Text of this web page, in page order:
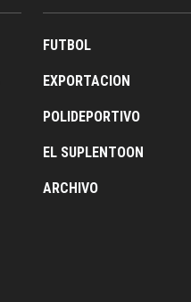
FUTBOL
EXPORTACION
POLIDEPORTIVO
EL SUPLENTOON
ARCHIVO